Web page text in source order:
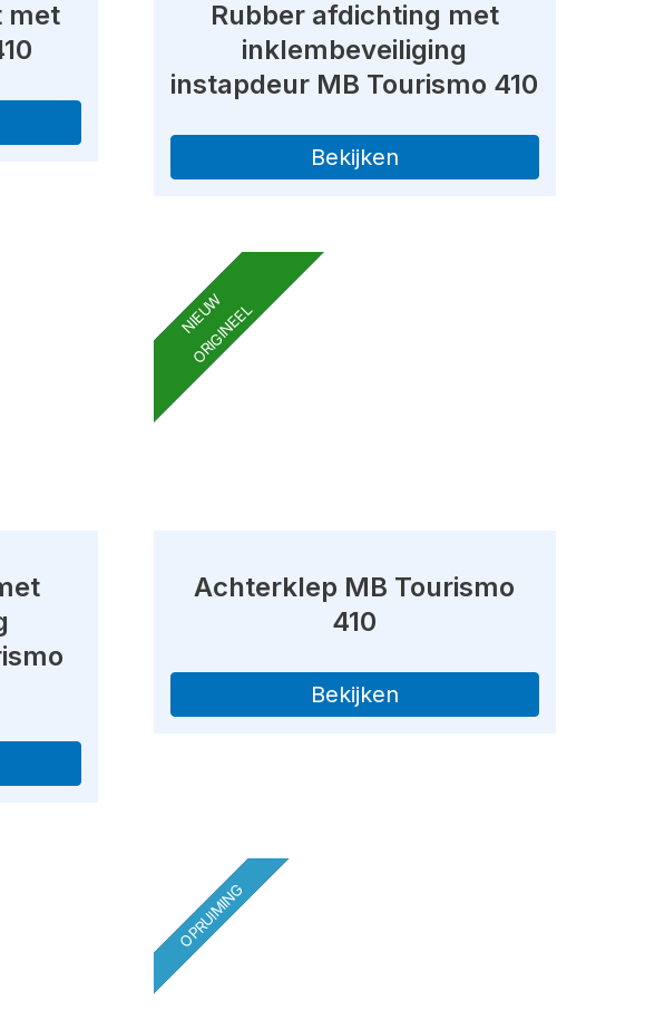
met
Rubber afdichting met
inklembeveiliging
instapdeur MB Tourismo 410
Bekijken
NIEUW
ORIGINEEL
Achterklep MB Tourismo
410
Bekijken
OPRUIMING